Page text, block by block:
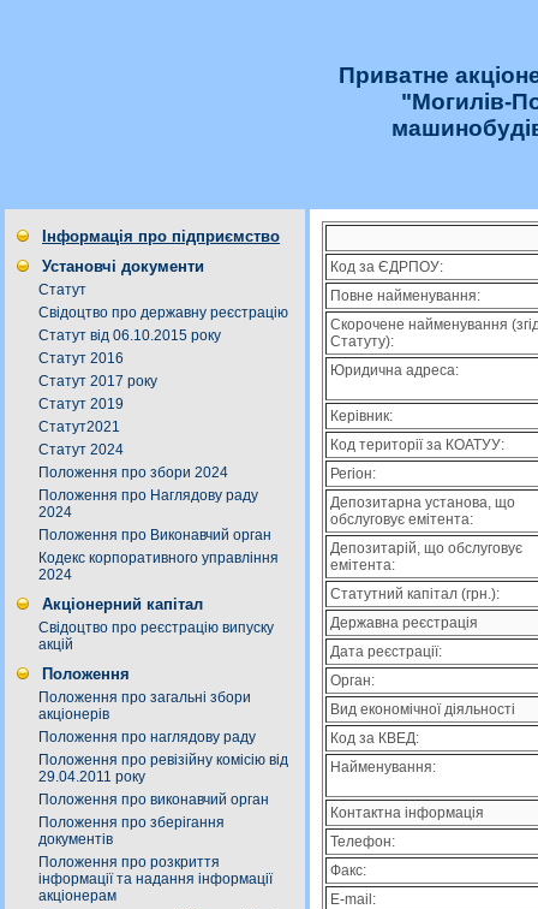
Приватне
"Могилів-
Інформація про підприємство
Установчі документи
Статут
Свідоцтво про державну реєстрацію
Статут від 06.10.2015 року
Статут 2016
Статут 2017 року
Статут 2019
Статут2021
Статут 2024
Положення про збори 2024
Положення про Наглядову раду
2024
Положення про Виконавчий орган
Кодекс корпоративного управління
2024
Акціонерний капітал
Свідоцтво про реєстрацію випуску
акцій
Положення
Положення про загальні збори
акціонерів
Положення про наглядову раду
Положення про ревізійну комісію від
29.04.2011 року
Положення про виконавчий орган
Положення про зберігання
документів
Положення про розкриття
інформації та надання інформації
акціонерам
Код за ЄДРПОУ:
Повне найменування:
Скорочене найменування
Статуту):
Юридична адреса:
Керівник:
Код території за КОАТУУ:
Регіон:
Депозитарна установа, що
обслуговує емітента:
Депозитарій, що обслуговує
емітента:
Статутний капітал (грн.):
Державна реєстрація
Дата реєстрації:
Орган:
Вид економічної діяльності
Код за КВЕД:
Найменування:
Контактна інформація
Телефон:
Факс:
E-mail: